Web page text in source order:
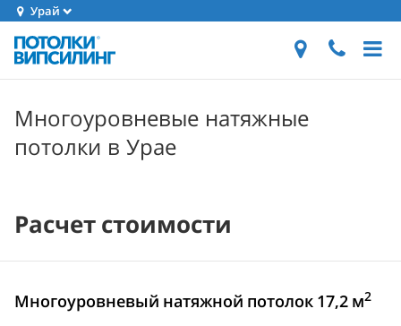
Урай
Многоуровневые натяжные
потолки в Урае
Расчет стоимости
Многоуровневый натяжной потолок 17,2 м2